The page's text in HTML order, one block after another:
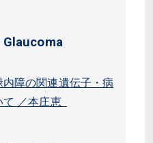
障の関連遺伝子・病
て ／本庄恵